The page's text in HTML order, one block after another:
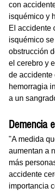
con
isquémico y
El accidente
isquémico
obstrucción
el cerebro y
de accidente
hemorragia
a un
Demencia
"A medida
aumentan a
más
accidente
importancia